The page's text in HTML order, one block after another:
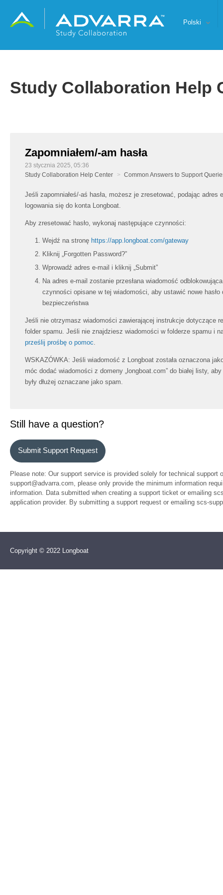
Polski
Study Collaboration Help
Zapomniałem/-am hasła
23 stycznia 2025, 05:36
Study Collaboration Help Center
Common Answers to Support
Jeśli zapomniałeś/-aś hasła, możesz je zresetować, podając adres
logowania się do konta Longboat.
Aby zresetować hasło, wykonaj następujące czynności:
Wejdź na stronę https://app.longboat.com/gateway
Kliknij „Forgotten Password?”
Wprowadź adres e-mail i kliknij „Submit”
Na adres e-mail zostanie przesłana wiadomość
czynności opisane w tej wiadomości, aby ustawić nowe hasło
bezpieczeństwa
Jeśli nie otrzymasz wiadomości zawierającej instrukcje dotyczące
folder spamu. Jeśli nie znajdziesz wiadomości w folderze spamu i
prześlij prośbę o pomoc.
WSKAZÓWKA: Jeśli wiadomość z Longboat została oznaczona
móc dodać wiadomości z domeny „longboat.com” do białej listy,
były dłużej oznaczane jako spam.
Still have a question?
Submit Support Request
Please note: Our support service is provided solely for technical
support@advarra.com, please only provide the minimum information
information. Data submitted when creating a support ticket or emailing
application provider. By submitting a support request or emailing scs-
Copyright © 2022 Longboat